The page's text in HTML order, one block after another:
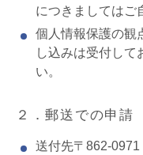
につきましてはご
個人情報保護の観
し込みは受付して
い。
２．郵送での申請
送付先〒862-